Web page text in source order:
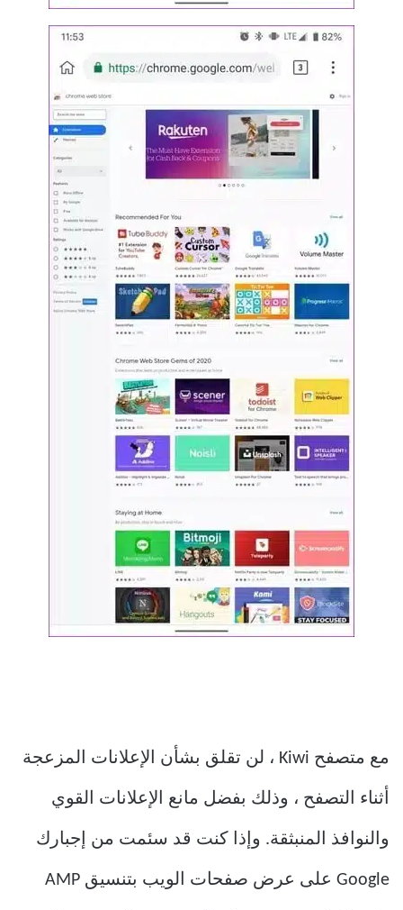
مع متصفح Kiwi ، لن تقلق بشأن الإعلانات المزعجة
أثناء التصفح ، وذلك بفضل مانع الإعلانات القوي
والنوافذ المنبثقة. وإذا كنت قد سئمت من إجبارك
Google على عرض صفحات الويب بتنسيق AMP